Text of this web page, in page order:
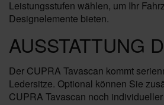
Leistungsstufen wählen, um Ihr
Designelemente bieten.
AUSSTATTUNG
Der CUPRA Tavascan kommt
Ledersitze. Optional können Sie
CUPRA Tavascan noch